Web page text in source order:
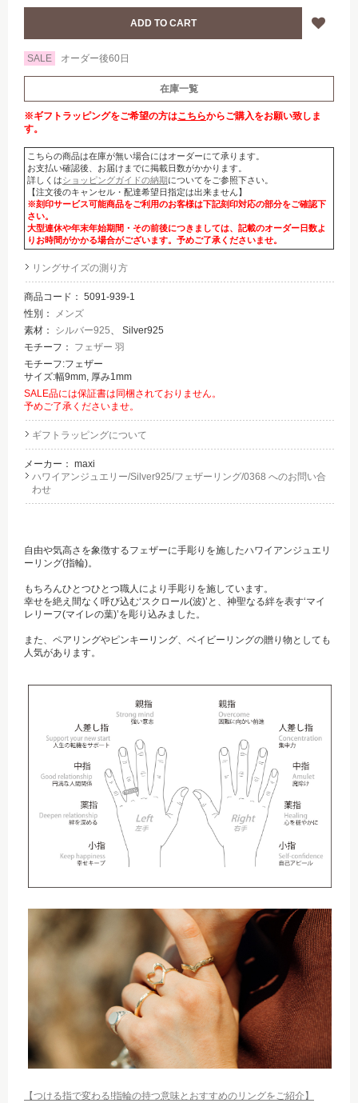
SALE オーダー後60日
在庫一覧
※ギフトラッピングをご希望の方はこちらからご購入をお願い致しま
す。
こちらの商品は在庫が無い場合にはオーダーにて承ります。
お支払い確認後、お届けまでに掲載日数がかかります。
詳しくはショッピングガイドの納期についてをご参照下さい。
【注文後のキャンセル・配達希望日指定は出来ません】
※刻印サービス可能商品をご利用のお客様は下記刻印対応の部分をご確認下
さい。
大型連休や年末年始期間・その前後につきましては、記載のオーダー日数よ
りお時間がかかる場合がございます。予めご了承くださいませ。
リングサイズの測り方
商品コード： 5091-939-1
性別：
メンズ
素材： シルバー925、 Silver925
モチーフ： フェザー 羽
モチーフ:フェザー
サイズ:幅9mm, 厚み1mm
SALE品には保証書は同梱されておりません。
予めご了承くださいませ。
ギフトラッピングについて
メーカー： maxi
ハワイアンジュエリー/Silver925/フェザーリング/0368 へのお問い合
わせ
自由や気高さを象徴するフェザーに手彫りを施したハワイアンジュエリ
ーリング(指輪)。
もちろんひとつひとつ職人により手彫りを施しています。
幸せを絶え間なく呼び込む‘スクロール(波)’と、神聖なる絆を表す‘マイ
レリーフ(マイレの葉)’を彫り込みました。
また、ペアリングやピンキーリング、ベイビーリングの贈り物としても
人気があります。
【つける指で変わる!指輪の持つ意味とおすすめのリングをご紹介】